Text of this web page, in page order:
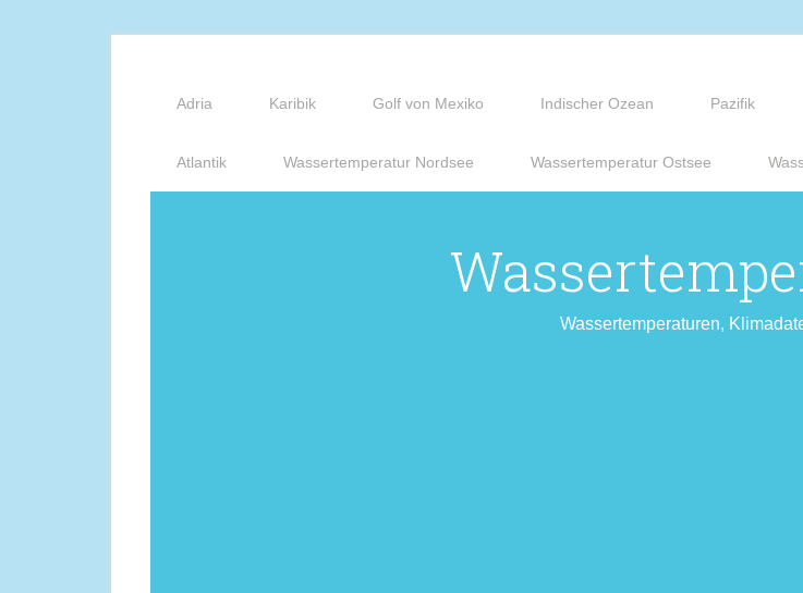
Adria Karibik Golf von Mexiko Indischer Ozean Pazifik
Atlantik Wassertemperatur Nordsee Wassertemperatur Ostsee
Wassertemperaturen,